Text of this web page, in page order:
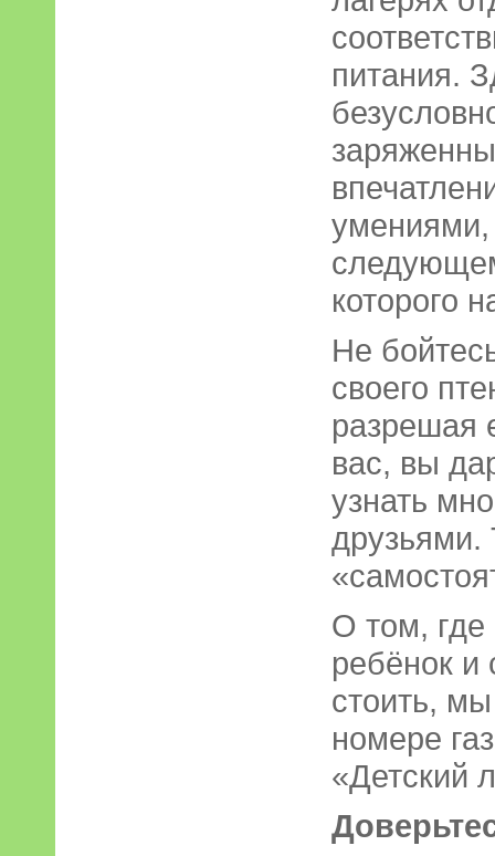
питания.
умениями,
которого
Не
своего
разрешая
вас, вы
узнать
друзьями.
О том, где
ребёнок и
стоить,
номере
«Детский